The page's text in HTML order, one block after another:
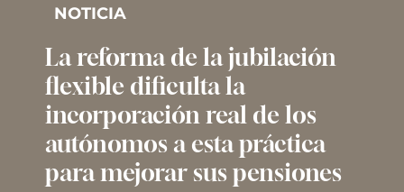
NOTICIA
La reforma de la jubilación
flexible dificulta la
incorporación real de los
autónomos a esta práctica
para mejorar sus pensiones